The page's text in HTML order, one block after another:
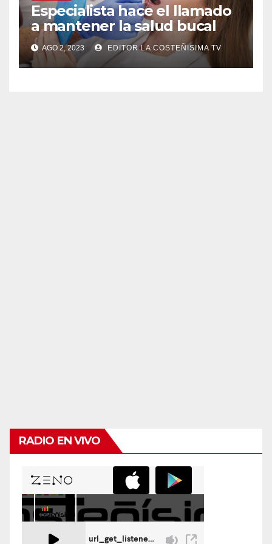
Especialista hace el llamado
a mantener la salud bucal
AGO 2, 2023 EDITOR LA COSTEÑISIMA TV
RADIO EN VIVO